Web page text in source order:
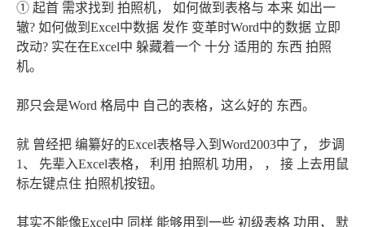
① 起首 需求找到 拍照机， 如何做到表格与 本来 如出一
辙? 如何做到Excel中数据 发作 变革时Word中的数据 立即
改动? 实在在Excel中 躲藏着一个 十分 适用的 东西 拍照
机。
那只会是Word 格局中 自己的表格，这么好的 东西。
就 曾经把 编纂好的Excel表格导入到Word2003中了， 步调
1、 先辈入Excel表格， 利用 拍照机 功用， ， 接 上去用鼠
标左键点住 拍照机按钮。
其实不能像Excel中 同样 能够用到一些 初级表格 功用， 默